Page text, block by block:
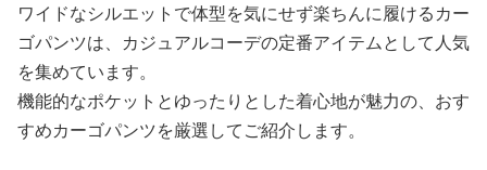
ワイドなシルエットで体型を気にせず楽ちんに履けるカー
ゴパンツは、カジュアルコーデの定番アイテムとして人気
を集めています。
機能的なポケットとゆったりとした着心地が魅力の、おす
すめカーゴパンツを厳選してご紹介します。